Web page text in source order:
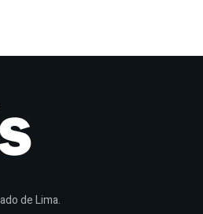
de Lima.